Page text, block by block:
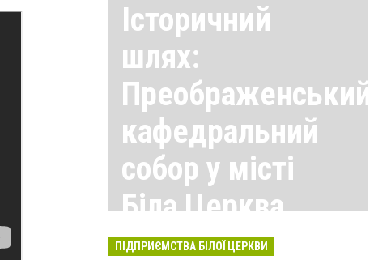
Історичний
шлях:
Преображенський
кафедральний
собор у місті
Біла Церква
Всі матеріали тут
ПІДПРИЄМСТВА БІЛОЇ ЦЕРКВИ